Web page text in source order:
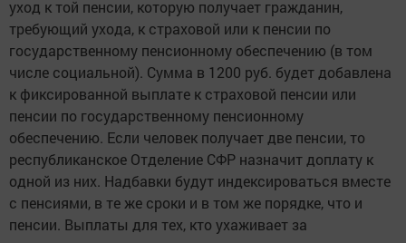
уход к той пенсии, которую получает гражданин,
требующий ухода, к страховой или к пенсии по
государственному пенсионному обеспечению (в том
числе социальной). Сумма в 1200 руб. будет добавлена
к фиксированной выплате к страховой пенсии или
пенсии по государственному пенсионному
обеспечению. Если человек получает две пенсии, то
республиканское Отделение СФР назначит доплату к
одной из них. Надбавки будут индексироваться вместе
с пенсиями, в те же сроки и в том же порядке, что и
пенсии. Выплаты для тех, кто ухаживает за